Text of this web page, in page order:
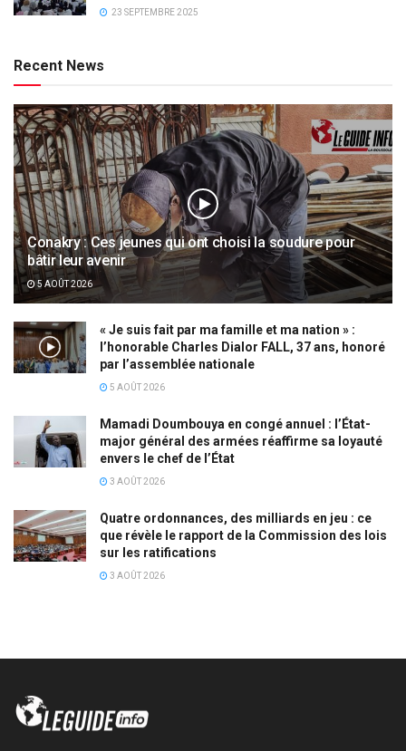
23 SEPTEMBRE 2025
Recent News
Conakry : Ces jeunes qui ont choisi la soudure pour
bâtir leur avenir
5 AOÛT 2026
« Je suis fait par ma famille et ma nation » :
l’honorable Charles Dialor FALL, 37 ans, honoré
par l’assemblée nationale
5 AOÛT 2026
Mamadi Doumbouya en congé annuel : l’État-
major général des armées réaffirme sa loyauté
envers le chef de l’État
3 AOÛT 2026
Quatre ordonnances, des milliards en jeu : ce
que révèle le rapport de la Commission des lois
sur les ratifications
3 AOÛT 2026